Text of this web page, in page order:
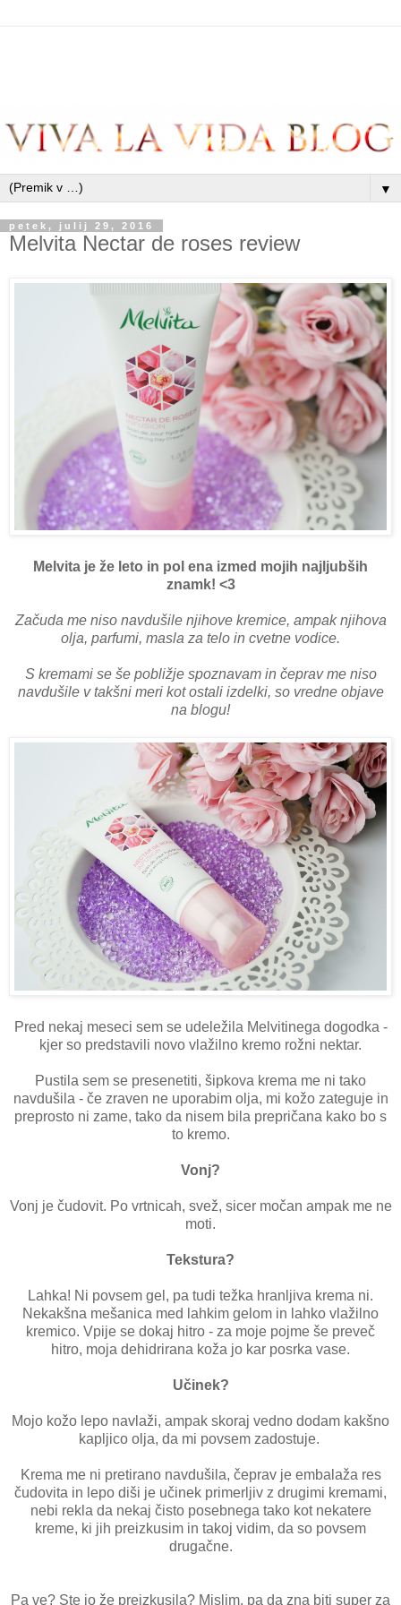
▼
petek, julij 29, 2016
Melvita Nectar de roses review
Melvita je že leto in pol ena izmed mojih najljubših
znamk! <3
Začuda me niso navdušile njihove kremice, ampak njihova
olja, parfumi, masla za telo in cvetne vodice.
S kremami se še pobližje spoznavam in čeprav me niso
navdušile v takšni meri kot ostali izdelki, so vredne objave
na blogu!
Pred nekaj meseci sem se udeležila Melvitinega dogodka -
kjer so predstavili novo vlažilno kremo rožni nektar.
Pustila sem se presenetiti, šipkova krema me ni tako
navdušila - če zraven ne uporabim olja, mi kožo zateguje in
preprosto ni zame, tako da nisem bila prepričana kako bo s
to kremo.
Vonj?
Vonj je čudovit. Po vrtnicah, svež, sicer močan ampak me ne
moti.
Tekstura?
Lahka! Ni povsem gel, pa tudi težka hranljiva krema ni.
Nekakšna mešanica med lahkim gelom in lahko vlažilno
kremico. Vpije se dokaj hitro - za moje pojme še preveč
hitro, moja dehidrirana koža jo kar posrka vase.
Učinek?
Mojo kožo lepo navlaži, ampak skoraj vedno dodam kakšno
kapljico olja, da mi povsem zadostuje.
Krema me ni pretirano navdušila, čeprav je embalaža res
čudovita in lepo diši je učinek primerljiv z drugimi kremami,
nebi rekla da nekaj čisto posebnega tako kot nekatere
kreme, ki jih preizkusim in takoj vidim, da so povsem
drugačne.
Pa ve? Ste jo že preizkusila? Mislim, pa da zna biti super za